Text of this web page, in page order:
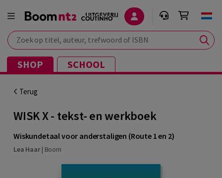
Zoek op titel, auteur, trefwoord of ISBN
SHOP SCHOOL
Terug
WISK X - tekst- en werkboek
Wiskundetaal voor anderstaligen (Route 1 en 2)
Lea Haar| Boom